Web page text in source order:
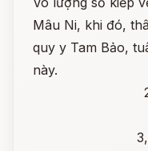
Mâu Ni, khi đó,
quy y Tam Bảo,
này.